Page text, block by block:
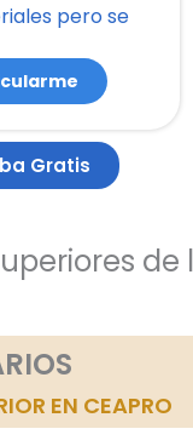
pero se
Gratis
EN CEAPRO